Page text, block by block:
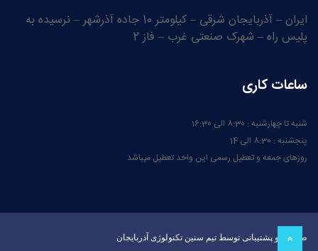
ایران – آذربایجان شرقی – کیلومتر 10 جاده آذرشهر – نرسیده به
پلیس راه – شهرک صنعتی غرب – فاز 2
ساعات کاری
شنبه تا چهارشنبه : 8:30 الی 16:30
پنجشنبه : 8:30 الی 14
روزهای جمعه و تعطیل رسمی این واحد تعطیل میباشد
طراحی و پشتیبانی توسط تیم سنین تکنولوژی آذربایجان